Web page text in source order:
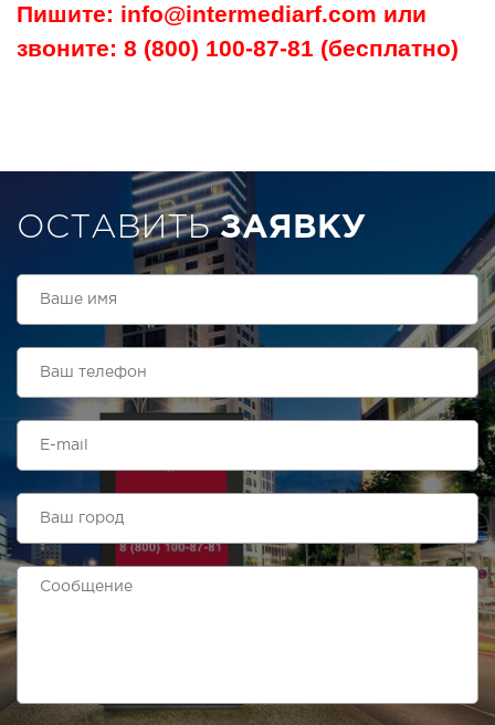
Пишите: info@intermediarf.com или
звоните: 8 (800) 100-87-81 (бесплатно)
ОСТАВИТЬЗАЯВКУ